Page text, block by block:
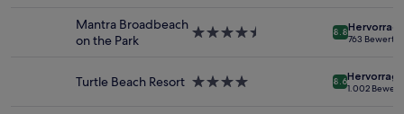
gefundenMantra Broadbeach
on the Park
4.5-
8.8
763
Turtle Beach Resort 4.0-
8.6
1.002